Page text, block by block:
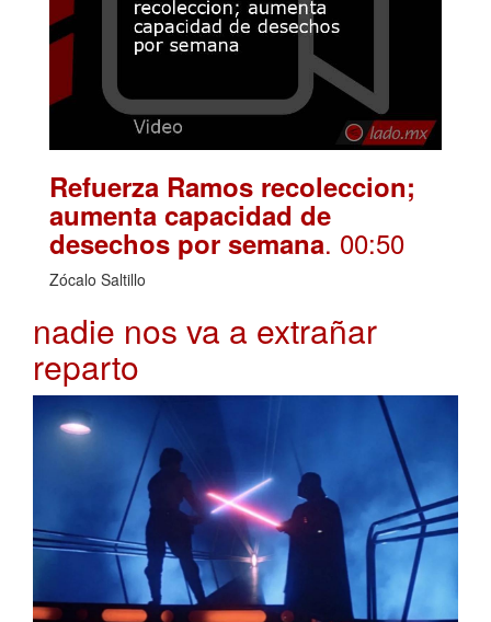
Refuerza Ramos recoleccion;
aumenta capacidad de
desechos por semana. 00:50
Zócalo Saltillo
nadie nos va a extrañar
reparto